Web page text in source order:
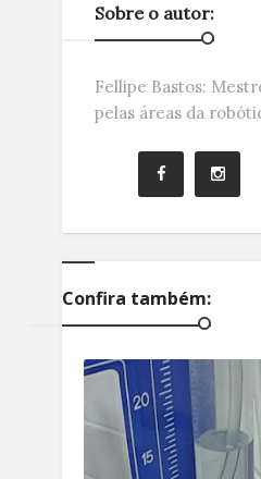
Sobre o autor:
Fellipe Bastos:
pelas áreas da
Confira também: